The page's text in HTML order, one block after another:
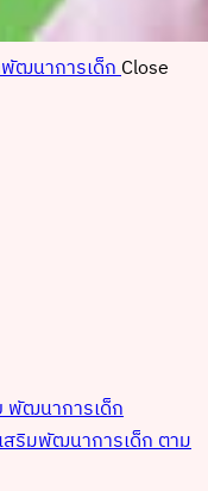
ฒนาการเด็กClose
พัฒนาการเด็ก
ริมพัฒนาการเด็ก ตาม